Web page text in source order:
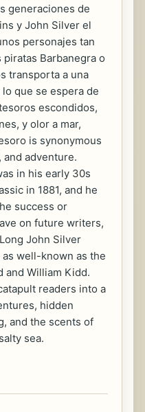
generaciones de
y John Silver el
personajes tan
Barbanegra o
transporta a una
que se espera de
escondidos,
y olor a mar,
is synonymous
adventure.
in his early 30s
in 1881, and he
success or
on future writers,
John Silver
well-known as the
and William Kidd.
readers into a
hidden
and the scents of
sea.